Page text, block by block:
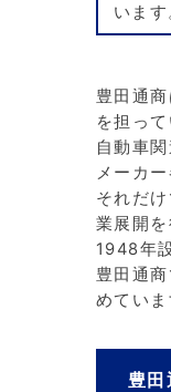
います
豊田通
を担っ
自動車
メーカ
それだ
業展開
1948年
豊田通
めていま
豊